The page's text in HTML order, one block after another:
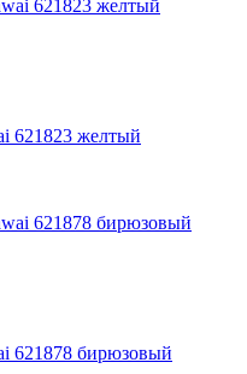
621823 желтый
621878 бирюзовый